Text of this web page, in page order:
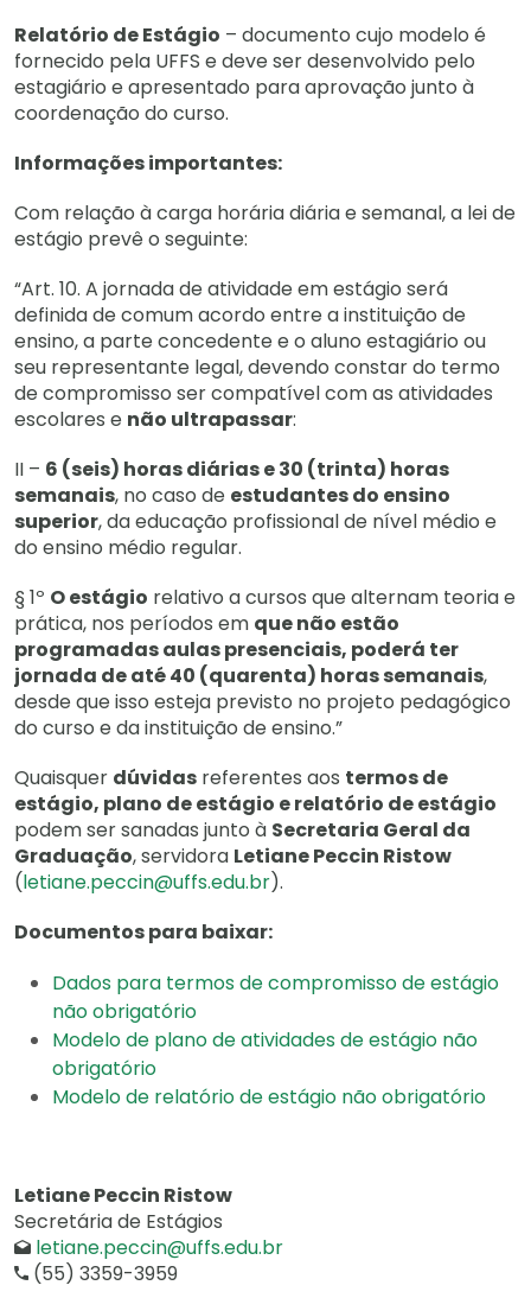
Relatório de Estágio – documento cujo modelo é
fornecido pela UFFS e deve ser desenvolvido pelo
estagiário e apresentado para aprovação junto à
coordenação do curso.
Informações importantes:
Com relação à carga horária diária e semanal, a lei de
estágio prevê o seguinte:
“Art. 10. A jornada de atividade em estágio será
definida de comum acordo entre a instituição de
ensino, a parte concedente e o aluno estagiário ou
seu representante legal, devendo constar do termo
de compromisso ser compatível com as atividades
escolares e não ultrapassar:
II – 6 (seis) horas diárias e 30 (trinta) horas
semanais, no caso de estudantes do ensino
superior, da educação profissional de nível médio e
do ensino médio regular.
§ 1º O estágio relativo a cursos que alternam teoria e
prática, nos períodos em que não estão
programadas aulas presenciais, poderá ter
jornada de até 40 (quarenta) horas semanais,
desde que isso esteja previsto no projeto pedagógico
do curso e da instituição de ensino.”
Quaisquer dúvidas referentes aos termos de
estágio, plano de estágio e relatório de estágio
podem ser sanadas junto à Secretaria Geral da
Graduação, servidora Letiane Peccin Ristow
(letiane.peccin@uffs.edu.br).
Documentos para baixar:
Dados para termos de compromisso de estágio
não obrigatório
Modelo de plano de atividades de estágio não
obrigatório
Modelo de relatório de estágio não obrigatório
Letiane Peccin Ristow
Secretária de Estágios
letiane.peccin@uffs.edu.br
(55) 3359-3959